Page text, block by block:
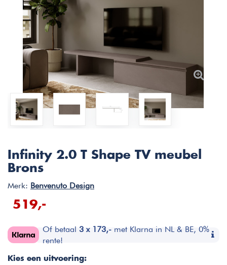
Infinity 2.0 T Shape TV meubel
Brons
Merk: Benvenuto Design
519,-
Of betaal 3 x 173,- met Klarna in NL & BE, 0%
rente!
Kies een uitvoering: